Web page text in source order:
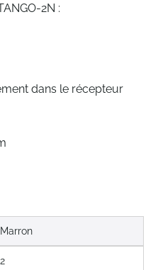
2N :
dans le récepteur
Marron
2